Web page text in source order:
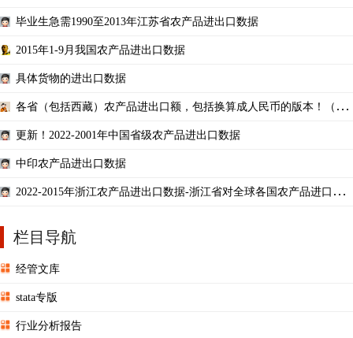
毕业生急需1990至2013年江苏省农产品进出口数据
2015年1-9月我国农产品进出口数据
具体货物的进出口数据
各省（包括西藏）农产品进出口额，包括换算成人民币的版本！（200
更新！2022-2001年中国省级农产品进出口数据
中印农产品进出口数据
2022-2015年浙江农产品进出口数据-浙江省对全球各国农产品进口出
栏目导航
经管文库
stata专版
行业分析报告